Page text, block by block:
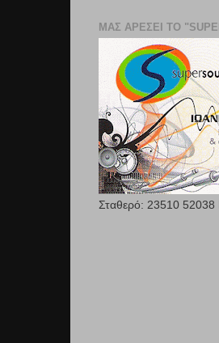
ΜΑΣ ΑΡΕΣΕΙ ΤΟ
Σταθερό: 23510 52038